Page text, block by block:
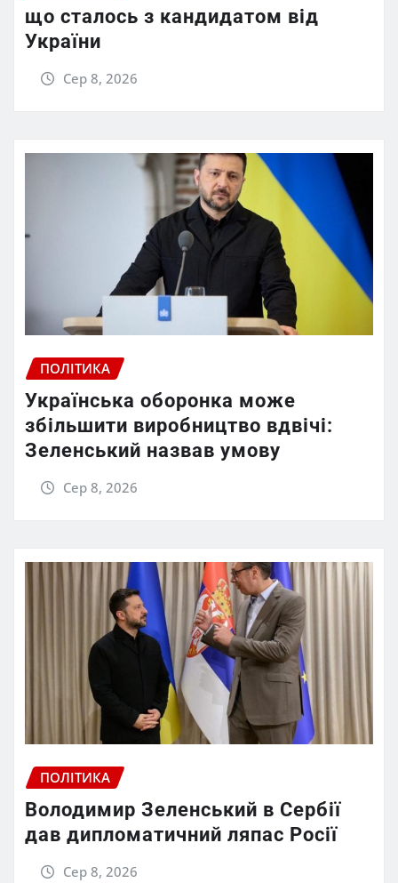
що сталось з кандидатом від
України
Сер 8, 2026
ПОЛІТИКА
Українська оборонка може
збільшити виробництво вдвічі:
Зеленський назвав умову
Сер 8, 2026
ПОЛІТИКА
Володимир Зеленський в Сербії
дав дипломатичний ляпас Росії
Сер 8, 2026